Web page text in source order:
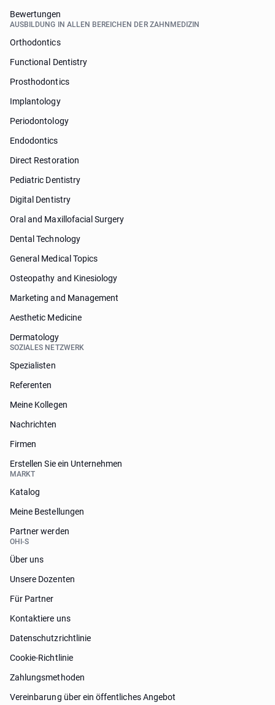
Bewertungen
AUSBILDUNG IN ALLEN BEREICHEN DER ZAHNMEDIZIN
Orthodontics
Functional Dentistry
Prosthodontics
Implantology
Periodontology
Endodontics
Direct Restoration
Pediatric Dentistry
Digital Dentistry
Oral and Maxillofacial Surgery
Dental Technology
General Medical Topics
Osteopathy and Kinesiology
Marketing and Management
Aesthetic Medicine
Dermatology
SOZIALES NETZWERK
Spezialisten
Referenten
Meine Kollegen
Nachrichten
Firmen
Erstellen Sie ein Unternehmen
MARKT
Katalog
Meine Bestellungen
Partner werden
OHI-S
Über uns
Unsere Dozenten
Für Partner
Kontaktiere uns
Datenschutzrichtlinie
Cookie-Richtlinie
Zahlungsmethoden
Vereinbarung über ein öffentliches Angebot